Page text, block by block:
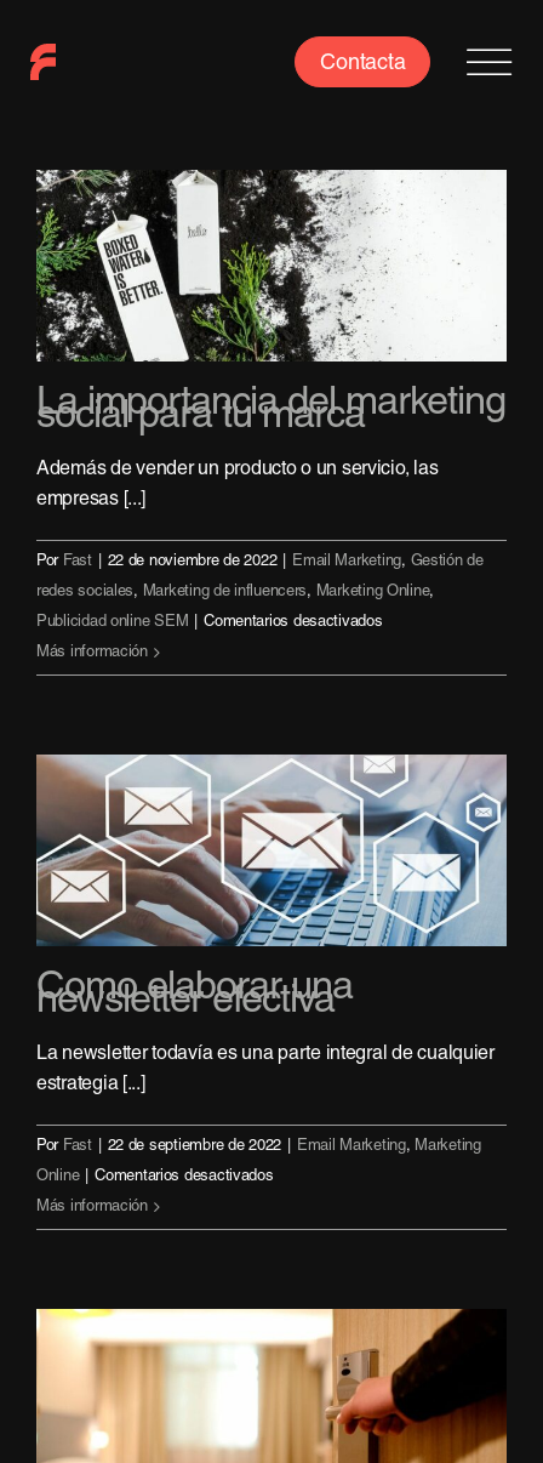
contenido
Contacta
La importancia del marketing
social para tu marca
Además de vender un producto o un servicio, las
empresas [...]
Por Fast 22 de noviembre de 2022 Email Marketing, Gestión de
redes sociales, Marketing de influencers, Marketing Online,
Publicidad online SEM Comentarios desactivadosen
social
para
tu
marca
Más información
Como elaborar una
newsletter efectiva
La newsletter todavía es una parte integral de cualquier
estrategia [...]
Por Fast 22 de septiembre de 2022 Email Marketing, Marketing
Online Comentarios desactivadosen
Más información